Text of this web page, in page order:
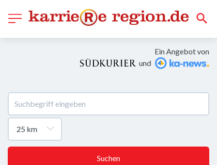
Ein Angebot von
und
Suchen